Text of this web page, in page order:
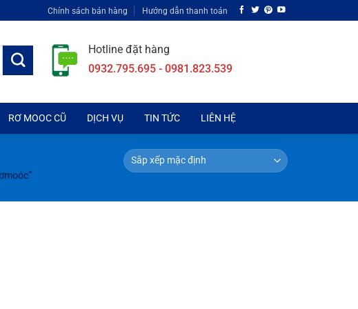
Chính sách bán hàng Hướng dẫn thanh toán
Hotline đặt hàng
0932.795.695 - 0981.823.539
RƠ MOOC CŨ DỊCH VỤ TIN TỨC LIÊN HỆ